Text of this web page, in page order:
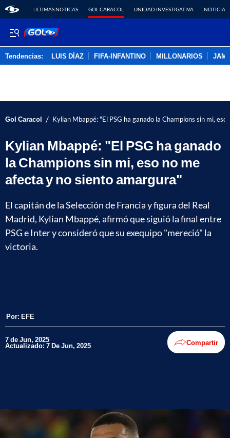
ÚLTIMAS NOTICAS GOL CARACOL UNIDAD INVESTIGATIVA NOTICIAS
Tendencias: LUIS DÍAZ FIFA-INFANTINO MILLONARIOS
Gol Caracol / Kylian Mbappé: "El PSG ha ganado la Champions sin mi,
Kylian Mbappé: "El PSG ha ganado
la Champions sin mi, eso no me
afecta y no siento amargura"
El capitán de la Selección de Francia y figura del Real
Madrid, Kylian Mbappé, afirmó que siguió la final entre
PSG e Inter y consideró que su exequipo "mereció" la
victoria.
Por: EFE
7 de Jun, 2025
Actualizado: 7 De Jun, 2025 Compartir